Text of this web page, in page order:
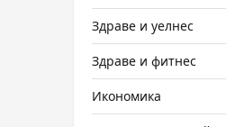
Здраве и уелнес
Здраве и фитнес
Икономика